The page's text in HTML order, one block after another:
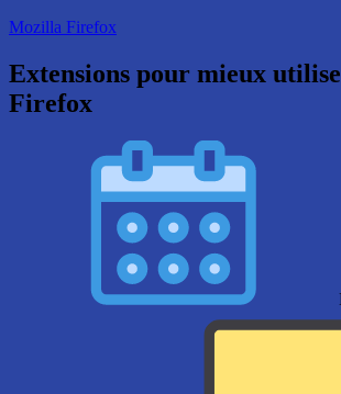
Mozilla Firefox
Extensions pour mieux
Firefox